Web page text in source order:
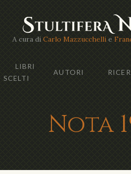
A cura di Carlo Mazzucchellie
LIBRI
SCELTI
AUTORI
Nota